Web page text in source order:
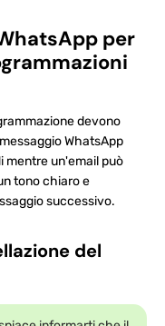
per
devono
WhatsApp
mentre un'email può
tono chiaro e
successivo.
del